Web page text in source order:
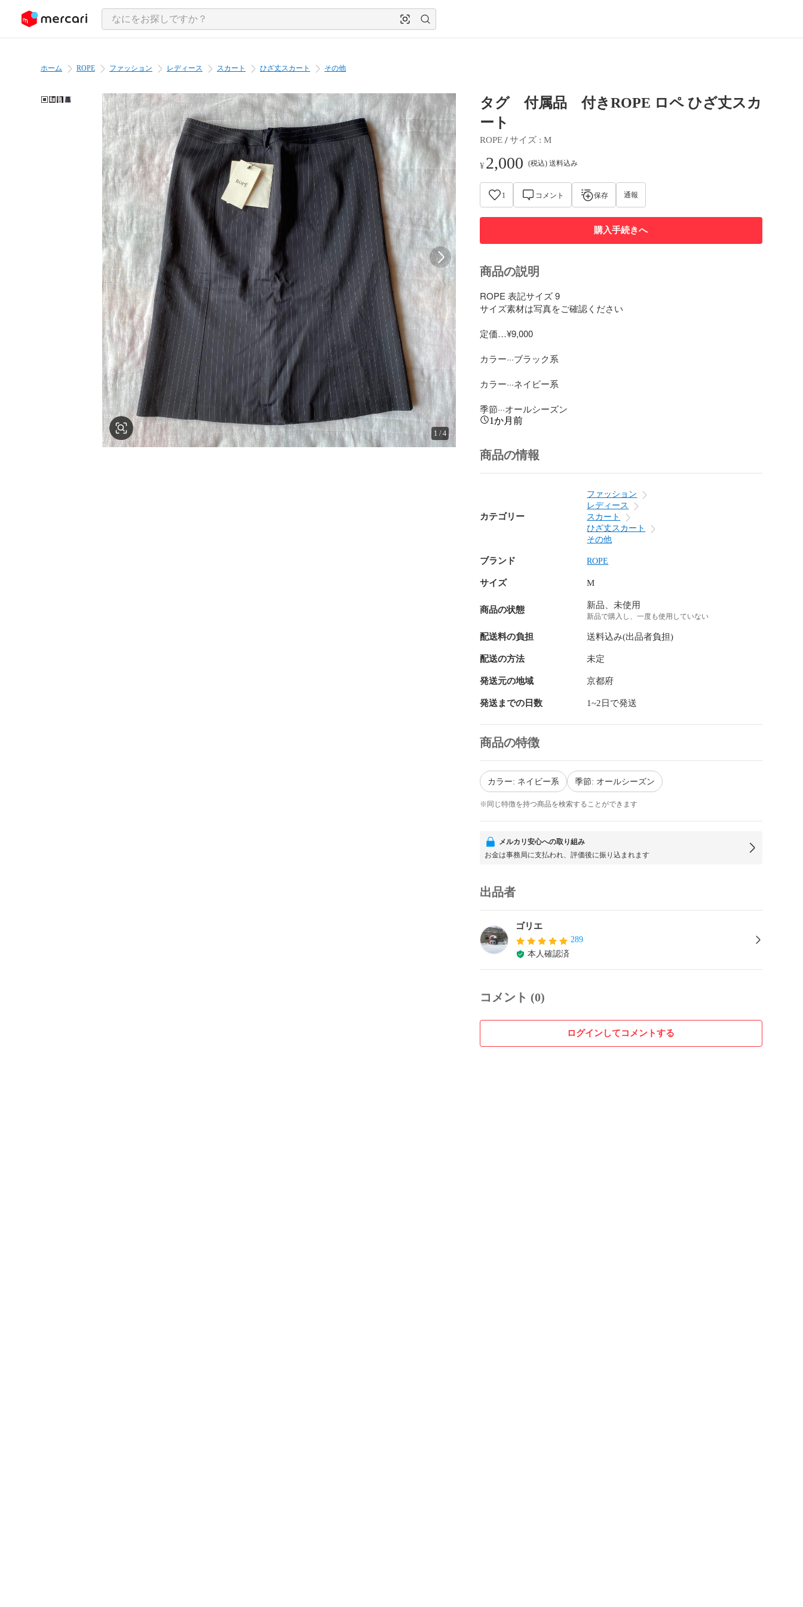
ツにスキップ
ホーム ROPE ファッション レディース スカート ひざ丈スカート その他
1 /4
タグ 付属品 付きROPE ロペ ひざ丈スカ
ート
ROPE / サイズ : M
¥ 2,000 (税込) 送料込み
1 コメント 保存 通報
購入手続きへ
商品の説明
ROPE 表記サイズ 9
サイズ素材は写真をご確認ください
定価…¥9,000
カラー···ブラック系
カラー···ネイビー系
季節···オールシーズン
1か月前
商品の情報
カテゴリー
ファッション
レディース
スカート
ひざ丈スカート
その他
ブランド ROPE
サイズ M
商品の状態 新品、未使用
新品で購入し、一度も使用していない
配送料の負担 送料込み(出品者負担)
配送の方法 未定
発送元の地域 京都府
発送までの日数 1~2日で発送
商品の特徴
カラー: ネイビー系 季節: オールシーズン
※同じ特徴を持つ商品を検索することができます
メルカリ安心への取り組み
お金は事務局に支払われ、評価後に振り込まれます
出品者
ゴリエ
289
本人確認済
コメント (0)
ログインしてコメントする